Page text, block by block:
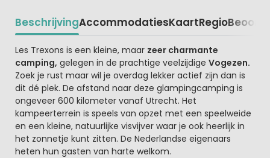
BeschrijvingAccommodatiesKaartRegio
Beschrijving
Les Trexons is een kleine, maar zeer charmante
camping, gelegen in de prachtige veelzijdige Vogezen.
Zoek je rust maar wil je overdag lekker actief zijn dan is
dit dé plek. De afstand naar deze glampingcamping is
ongeveer 600 kilometer vanaf Utrecht. Het
kampeerterrein is speels van opzet met een speelweide
en een kleine, natuurlijke visvijver waar je ook heerlijk in
het zonnetje kunt zitten. De Nederlandse eigenaars
heten hun gasten van harte welkom.